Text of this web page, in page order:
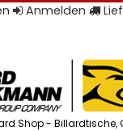
Anmelden
Shop - Billardtische,